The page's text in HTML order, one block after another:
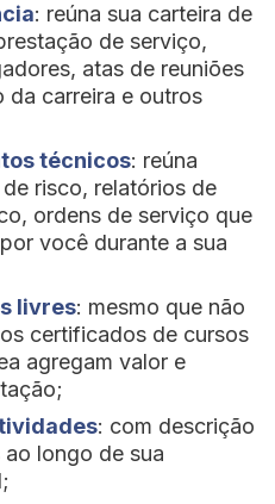
: reúna sua carteira de
de serviço,
atas de reuniões
da carreira e outros
técnicos: reúna
risco, relatórios de
ordens de serviço que
você durante a sua
livres: mesmo que não
certificados de cursos
agregam valor e
: com descrição
longo de sua